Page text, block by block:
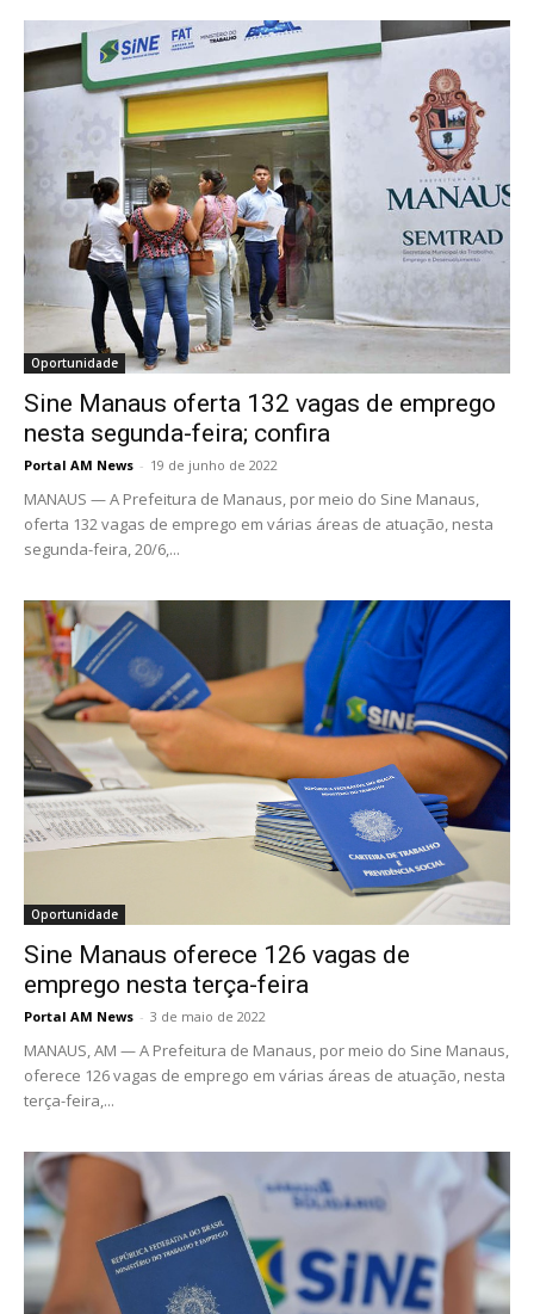
Oportunidade
Sine Manaus oferta 132 vagas de emprego
nesta segunda-feira; confira
Portal AM News - 19 de junho de 2022
MANAUS — A Prefeitura de Manaus, por meio do Sine Manaus,
oferta 132 vagas de emprego em várias áreas de atuação, nesta
segunda-feira, 20/6,...
Oportunidade
Sine Manaus oferece 126 vagas de
emprego nesta terça-feira
Portal AM News - 3 de maio de 2022
MANAUS, AM — A Prefeitura de Manaus, por meio do Sine Manaus,
oferece 126 vagas de emprego em várias áreas de atuação, nesta
terça-feira,...